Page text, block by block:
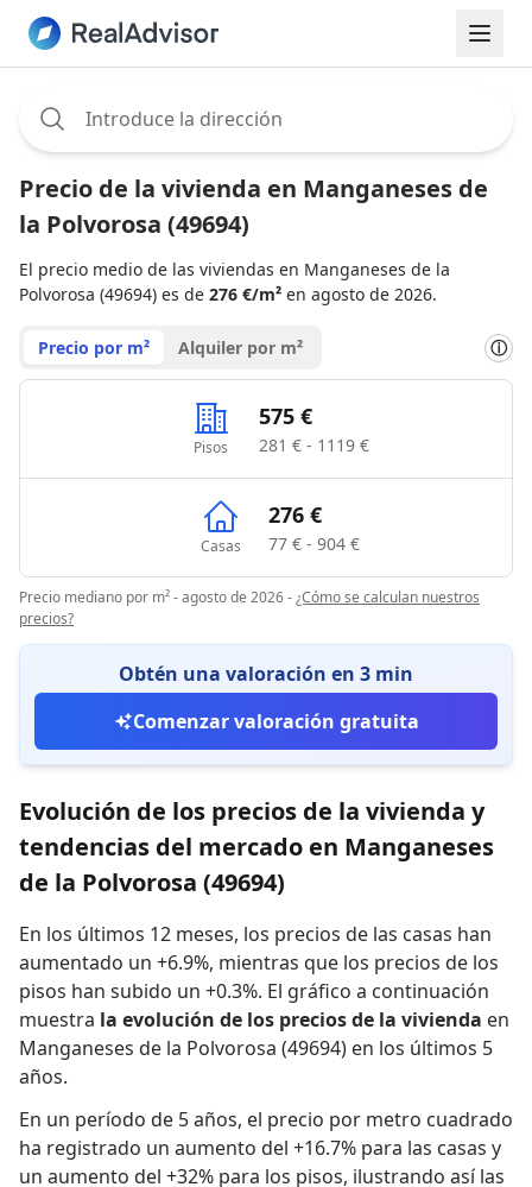
Precio de la vivienda en Manganeses de
la Polvorosa (49694)
El precio medio de las viviendas en Manganeses de la
Polvorosa (49694) es de 276 €/m² en agosto de 2026.
Precio por m² Alquiler por m² ⓘ
Pisos
575 €
281 € - 1119 €
Casas
276 €
77 € - 904 €
Precio mediano por m² - agosto de 2026-¿Cómo se calculan nuestros
precios?
Obtén una valoración en 3 min
Comenzar valoración gratuita
Evolución de los precios de la vivienda y
tendencias del mercado en Manganeses
de la Polvorosa (49694)
En los últimos 12 meses, los precios de las casas han
aumentado un +6.9%, mientras que los precios de los
pisos han subido un +0.3%. El gráfico a continuación
muestra la evolución de los precios de la vivienda en
Manganeses de la Polvorosa (49694) en los últimos 5
años.
En un período de 5 años, el precio por metro cuadrado
ha registrado un aumento del +16.7% para las casas y
un aumento del +32% para los pisos, ilustrando así las